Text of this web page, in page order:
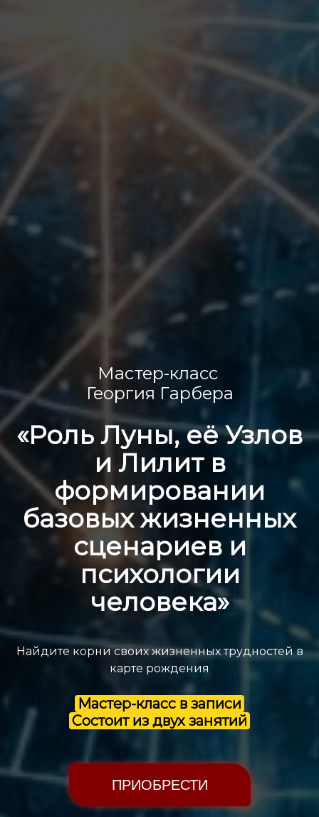
Мастер-класс
Георгия Гарбера
«Роль Луны, её Узлов
и Лилит в
формировании
базовых жизненных
сценариев и
психологии
человека»
Найдите корни своих жизненных трудностей в
карте рождения
Мастер-класс в записи
Состоит из двух занятий
ПРИОБРЕСТИ